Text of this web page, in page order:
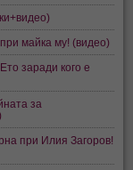
майка му! (видео)
заради кого е
за
при Илия Загоров!